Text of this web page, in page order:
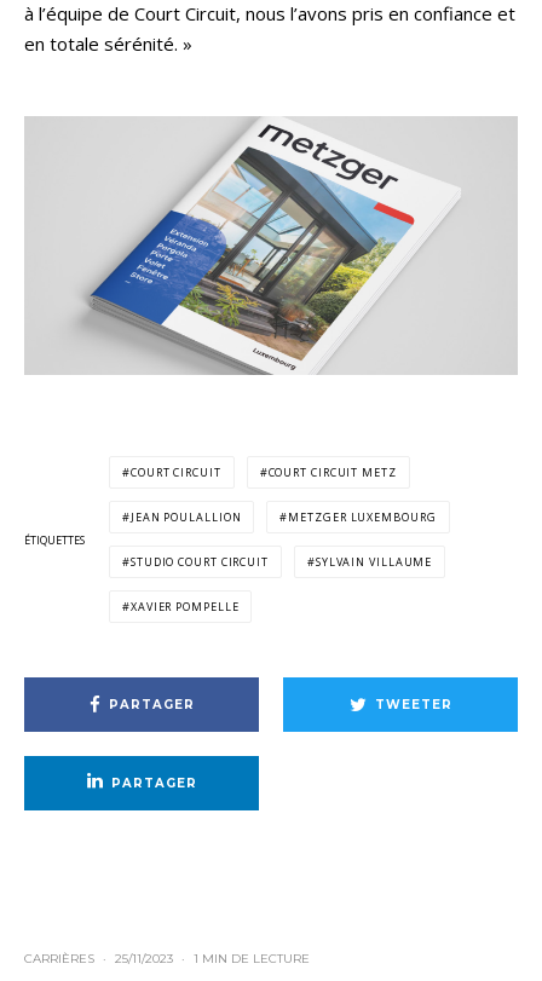
à l’équipe de Court Circuit, nous l’avons pris en confiance et
en totale sérénité. »
ÉTIQUETTES
COURT CIRCUIT COURT CIRCUIT METZ
JEAN POULALLION METZGER LUXEMBOURG
STUDIO COURT CIRCUIT SYLVAIN VILLAUME
XAVIER POMPELLE
PARTAGER TWEETER
PARTAGER
CARRIÈRES · 25/11/2023 · 1 MIN DE LECTURE